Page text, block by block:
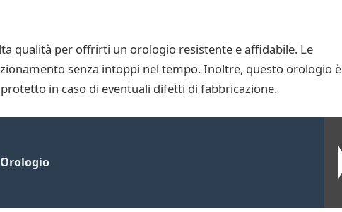
qualità per offrirti un orologio resistente e affidabile. Le
senza intoppi nel tempo. Inoltre, questo orologio è
in caso di eventuali difetti di fabbricazione.